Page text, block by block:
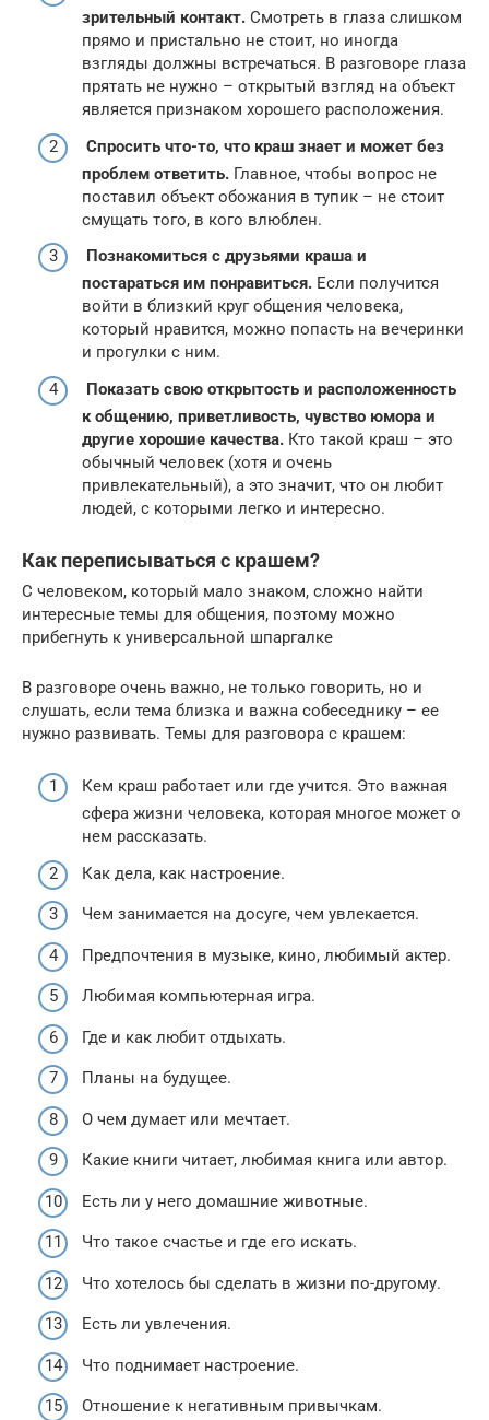
зрительный контакт. Смотреть в глаза слишком
прямо и пристально не стоит, но иногда
взгляды должны встречаться. В разговоре глаза
прятать не нужно – открытый взгляд на объект
является признаком хорошего расположения.
Спросить что-то, что краш знает и может без
проблем ответить. Главное, чтобы вопрос не
поставил объект обожания в тупик – не стоит
смущать того, в кого влюблен.
Познакомиться с друзьями краша и
постараться им понравиться. Если получится
войти в близкий круг общения человека,
который нравится, можно попасть на вечеринки
и прогулки с ним.
Показать свою открытость и расположенность
к общению, приветливость, чувство юмора и
другие хорошие качества. Кто такой краш – это
обычный человек (хотя и очень
привлекательный), а это значит, что он любит
людей, с которыми легко и интересно.
Как переписываться с крашем?
С человеком, который мало знаком, сложно найти
интересные темы для общения, поэтому можно
прибегнуть к универсальной шпаргалке
В разговоре очень важно, не только говорить, но и
слушать, если тема близка и важна собеседнику – ее
нужно развивать. Темы для разговора с крашем:
Кем краш работает или где учится. Это важная
сфера жизни человека, которая многое может о
нем рассказать.
Как дела, как настроение.
Чем занимается на досуге, чем увлекается.
Предпочтения в музыке, кино, любимый актер.
Любимая компьютерная игра.
Где и как любит отдыхать.
Планы на будущее.
О чем думает или мечтает.
Какие книги читает, любимая книга или автор.
Есть ли у него домашние животные.
Что такое счастье и где его искать.
Что хотелось бы сделать в жизни по-другому.
Есть ли увлечения.
Что поднимает настроение.
Отношение к негативным привычкам.